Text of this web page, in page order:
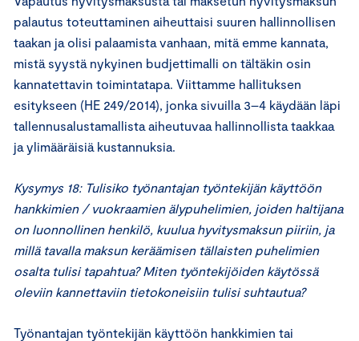
palautus toteuttaminen aiheuttaisi suuren hallinnollisen
taakan ja olisi palaamista vanhaan, mitä emme kannata,
mistä syystä nykyinen budjettimalli on tältäkin osin
kannatettavin toimintatapa. Viittamme hallituksen
esitykseen (HE 249/2014), jonka sivuilla 3–4 käydään läpi
tallennusalustamallista aiheutuvaa hallinnollista taakkaa
ja ylimääräisiä kustannuksia.
Kysymys 18: Tulisiko työnantajan työntekijän käyttöön
hankkimien / vuokraamien älypuhelimien, joiden haltijana
on luonnollinen henkilö, kuulua hyvitysmaksun piiriin, ja
millä tavalla maksun keräämisen tällaisten puhelimien
osalta tulisi tapahtua? Miten työntekijöiden käytössä
oleviin kannettaviin tietokoneisiin tulisi suhtautua?
Työnantajan työntekijän käyttöön hankkimien tai